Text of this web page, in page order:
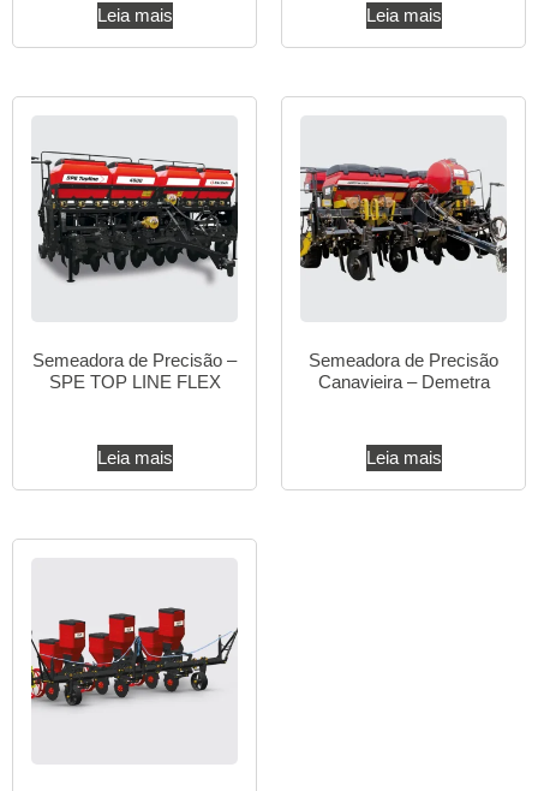
Leia mais Leia mais
Semeadora de Precisão –
SPE TOP LINE FLEX
Leia mais
Semeadora de Precisão
Canavieira – Demetra
Leia mais